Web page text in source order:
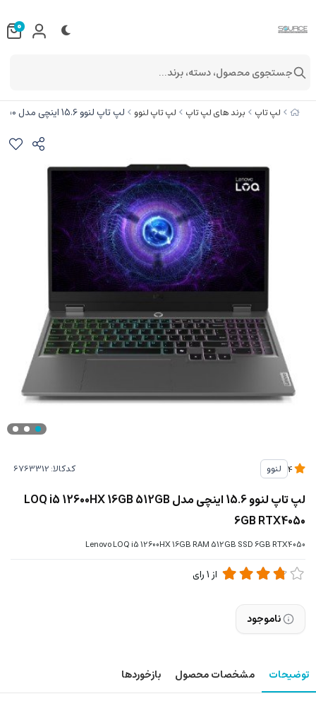
لپ تاپ برند های لپ تاپ لپ تاپ لنوو لپ تاپ لنوو 15.6 اینچی مدل LOQ i5 12600HX 16GB 512GB 6GB RTX4050
لنوو کدکالا:
لپ تاپ لنوو 15.6 اینچی مدل LOQ i5 12600HX 16GB 512GB
6GB RTX4050
Lenovo LOQ i5 12600HX 16GB RAM 512GB SSD 6GB RTX4050
از 1رای
ناموجود
توضیحات مشخصات محصول بازخوردها
0
جستجوی محصول، دسته، برند...